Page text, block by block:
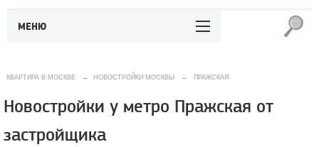
МЕНЮ
КВАРТИРА В МОСКВЕ → НОВОСТРОЙКИ МОСКВЫ → ПРАЖСКАЯ
Новостройки у метро Пражская от
застройщика